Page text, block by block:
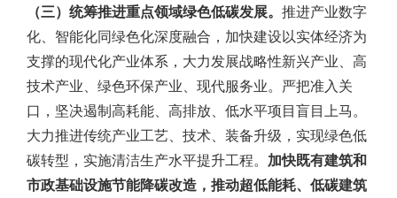
（三）统筹推进重点领域绿色低碳发展。 推进产业数字
化、智能化同绿色化深度融合，加快建设以实体经济为
支撑的现代化产业体系，大力发展战略性新兴产业、高
技术产业、绿色环保产业、现代服务业。严把准入关
口，坚决遏制高耗能、高排放、低水平项目盲目上马。
大力推进传统产业工艺、技术、装备升级，实现绿色低
碳转型，实施清洁生产水平提升工程。 加快既有建筑和
市政基础设施节能降碳改造，推动超低能耗、低碳建筑